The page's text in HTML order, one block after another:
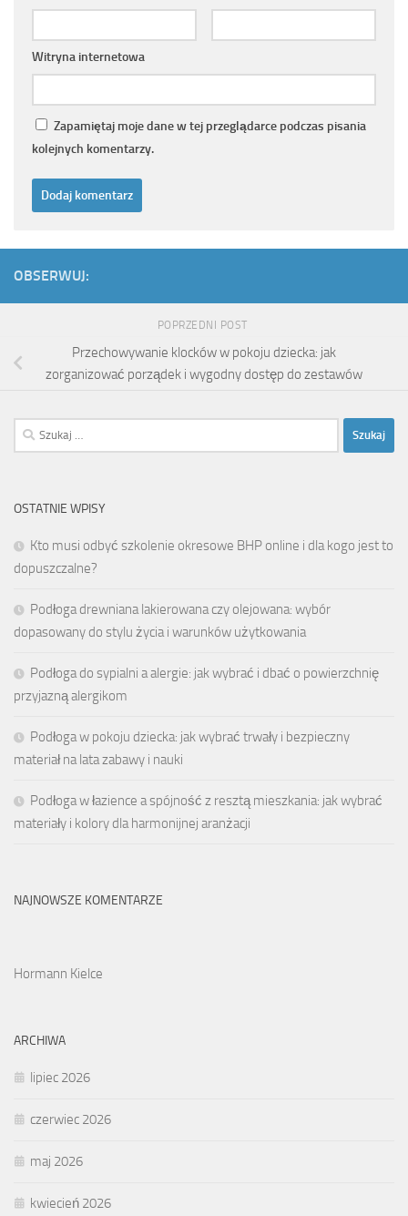
Witryna internetowa
Zapamiętaj moje dane w tej przeglądarce podczas pisania
kolejnych komentarzy.
OBSERWUJ:
POPRZEDNI POST
Przechowywanie klocków w pokoju dziecka: jak
zorganizować porządek i wygodny dostęp do zestawów
Szukaj:
OSTATNIE WPISY
Kto musi odbyć szkolenie okresowe BHP online i dla kogo jest to
dopuszczalne?
Podłoga drewniana lakierowana czy olejowana: wybór
dopasowany do stylu życia i warunków użytkowania
Podłoga do sypialni a alergie: jak wybrać i dbać o powierzchnię
przyjazną alergikom
Podłoga w pokoju dziecka: jak wybrać trwały i bezpieczny
materiał na lata zabawy i nauki
Podłoga w łazience a spójność z resztą mieszkania: jak wybrać
materiały i kolory dla harmonijnej aranżacji
NAJNOWSZE KOMENTARZE
Hormann Kielce
ARCHIWA
lipiec 2026
czerwiec 2026
maj 2026
kwiecień 2026